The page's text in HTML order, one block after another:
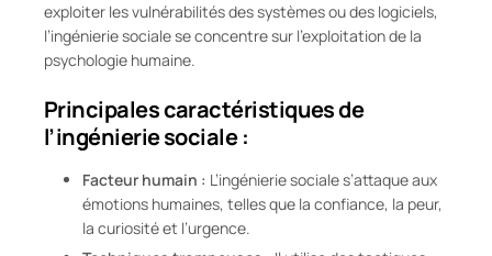
exploiter les vulnérabilités des systèmes ou des logiciels,
l’ingénierie sociale se concentre sur l’exploitation de la
psychologie humaine.
Principales caractéristiques de
l’ingénierie sociale :
Facteur humain : L’ingénierie sociale s’attaque aux
émotions humaines, telles que la confiance, la peur,
la curiosité et l’urgence.